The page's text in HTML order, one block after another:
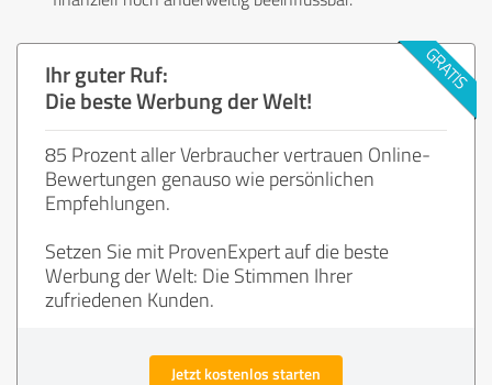
Ihr guter Ruf:
Die beste Werbung der Welt!
85 Prozent aller Verbraucher vertrauen Online-
Bewertungen genauso wie persönlichen
Empfehlungen.
Setzen Sie mit ProvenExpert auf die beste
Werbung der Welt: Die Stimmen Ihrer
zufriedenen Kunden.
Jetzt kostenlos starten